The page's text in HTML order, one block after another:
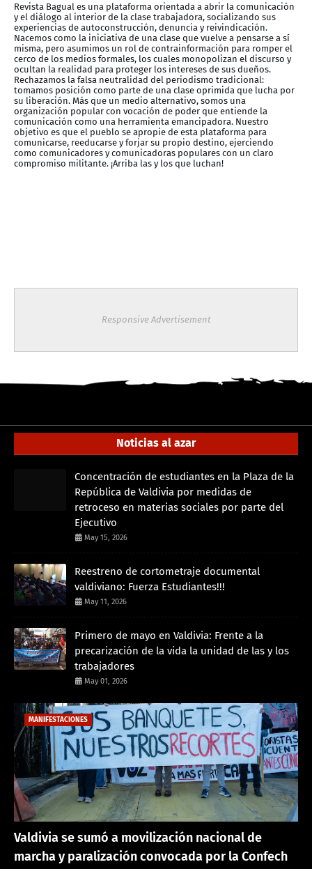
Revista Bagual es una plataforma orientada a abrir la comunicación
y el diálogo al interior de la clase trabajadora, socializando sus
experiencias de autoconstrucción, denuncia y reivindicación.
Nacemos como la iniciativa de una clase que vuelve a pensarse a sí
misma, pero asumimos un rol de contrainformación para romper el
cerco de los medios formales, los cuales monopolizan el discurso y
ocultan la realidad para proteger los intereses de sus dueños.
Rechazamos la falsa neutralidad del periodismo tradicional:
tomamos posición como parte de una clase oprimida que lucha por
su liberación. Más que un medio alternativo, somos una
organización popular con vocación de poder que entiende la
comunicación como una herramienta emancipadora. Nuestro
objetivo es que el pueblo se apropie de esta plataforma para
comunicarse, reeducarse y forjar su propio destino, ejerciendo
como comunicadores y comunicadoras populares con un claro
compromiso militante. ¡Arriba las y los que luchan!
Responsive Advertisement
Noticias al azar
Concentración de estudiantes en la Plaza de la
República de Valdivia por medidas de
retroceso en materias sociales por parte del
Ejecutivo
May 15, 2026
Reestreno de cortometraje documental
valdiviano: Fuerza Estudiantes!!!
May 11, 2026
Primero de mayo en Valdivia: Frente a la
precarización de la vida la unidad de las y los
trabajadores
May 01, 2026
MANIFESTACIONES
Valdivia se sumó a movilización nacional de
marcha y paralización convocada por la Confech